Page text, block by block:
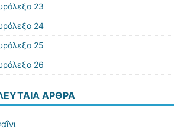
23
24
25
26
ΆΡΘΡΑ